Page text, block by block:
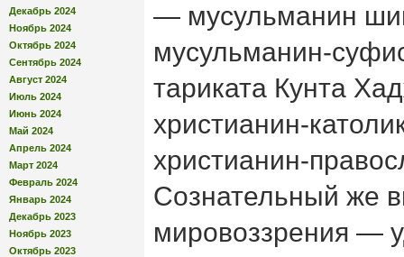
Декабрь 2024
Ноябрь 2024
Октябрь 2024
Сентябрь 2024
Август 2024
Июль 2024
Июнь 2024
Май 2024
Апрель 2024
Март 2024
Февраль 2024
Январь 2024
Декабрь 2023
Ноябрь 2023
Октябрь 2023
— мусульманин
мусульманин-
тариката Кунта
христианин-
христианин-
Сознательный же
мировоззрения —